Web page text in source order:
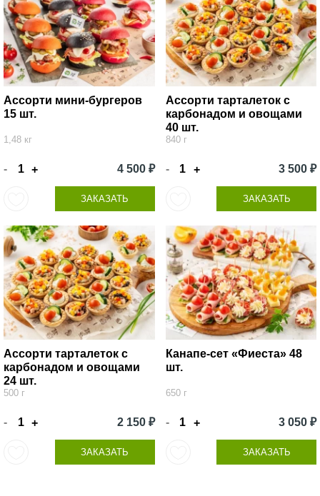
Ассорти мини-бургеров
15 шт.
1,48 кг
- + 4 500 ₽
ЗАКАЗАТЬ
Ассорти тарталеток с
карбонадом и овощами
40 шт.
840 г
- + 3 500 ₽
ЗАКАЗАТЬ
Ассорти тарталеток с
карбонадом и овощами
24 шт.
500 г
- + 2 150 ₽
ЗАКАЗАТЬ
Канапе-сет «Фиеста» 48
шт.
650 г
- + 3 050 ₽
ЗАКАЗАТЬ